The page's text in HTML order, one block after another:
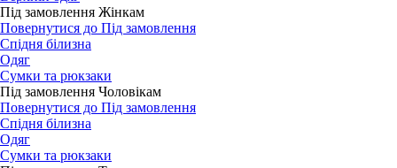
Під замовлення Жінкам
Повернутися до Під замовлення
Спідня білизна
Одяг
Сумки та рюкзаки
Під замовлення Чоловікам
Повернутися до Під замовлення
Спідня білизна
Одяг
Сумки та рюкзаки